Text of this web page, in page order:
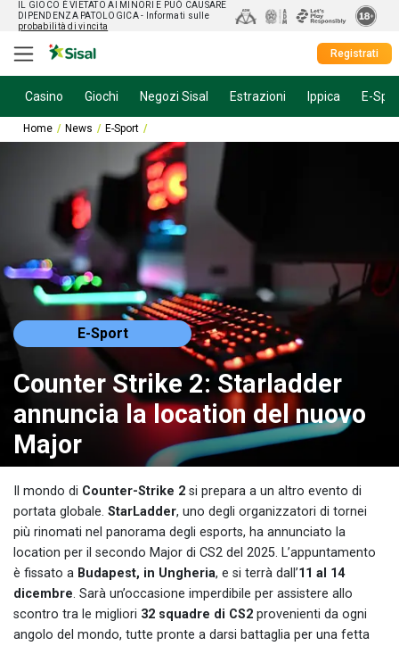
IL GIOCO È VIETATO AI MINORI E PUÒ CAUSARE
DIPENDENZA PATOLOGICA - Informati sulle
probabilità di vincita
Registrati
Casino Giochi Negozi Sisal Estrazioni Ippica E-
Home News E-Sport
E-Sport
Counter Strike 2: Starladder
annuncia la location del nuovo
Major
Il mondo di Counter-Strike 2 si prepara a un altro evento di
portata globale. StarLadder, uno degli organizzatori di tornei
più rinomati nel panorama degli esports, ha annunciato la
location per il secondo Major di CS2 del 2025. L’appuntamento
è fissato a Budapest, in Ungheria, e si terrà dall’11 al 14
dicembre. Sarà un’occasione imperdibile per assistere allo
scontro tra le migliori 32 squadre di CS2 provenienti da ogni
angolo del mondo, tutte pronte a darsi battaglia per una fetta